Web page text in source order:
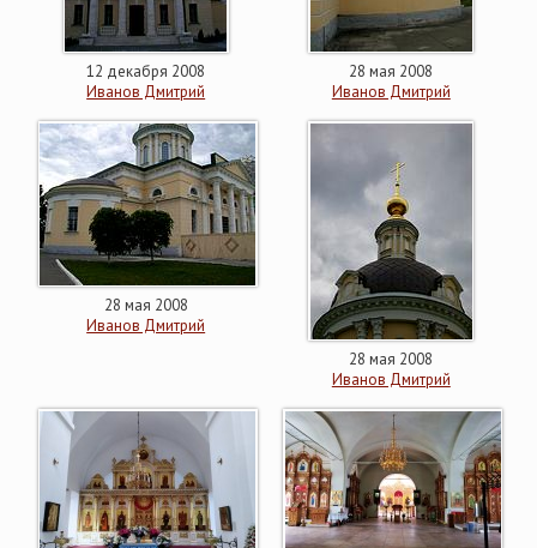
12 декабря 2008
Иванов Дмитрий
28 мая 2008
Иванов Дмитрий
28 мая 2008
Иванов Дмитрий
28 мая 2008
Иванов Дмитрий